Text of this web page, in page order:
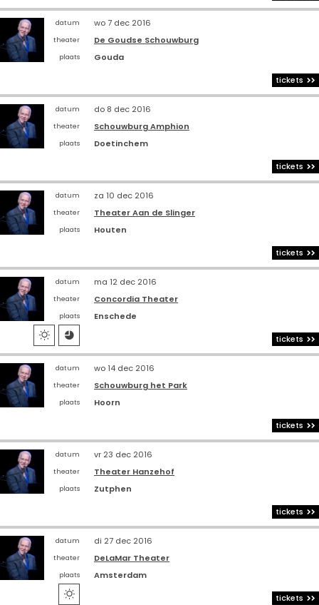
datum wo 7 dec 2016
theater De Goudse Schouwburg
plaats
Gouda
tickets
datum do 8 dec 2016
theater Schouwburg Amphion
plaats
Doetinchem
tickets
datum za 10 dec 2016
theater Theater Aan de Slinger
plaats
Houten
tickets
datum ma 12 dec 2016
theater Concordia Theater
plaats Enschede
  tickets
datum wo 14 dec 2016
theater Schouwburg het Park
plaats
Hoorn
tickets
datum vr 23 dec 2016
theater Theater Hanzehof
plaats
Zutphen
tickets
datum di 27 dec 2016
theater DeLaMar Theater
plaats Amsterdam
 tickets